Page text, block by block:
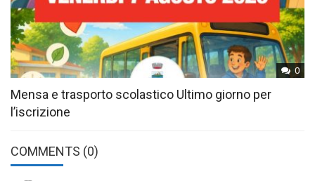
0
Mensa e trasporto scolastico Ultimo giorno per
l’iscrizione
COMMENTS (0)